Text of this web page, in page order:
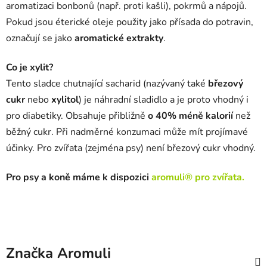
aromatizaci bonbonů (např. proti kašli), pokrmů a nápojů.
Pokud jsou éterické oleje použity jako přísada do potravin,
označují se jakoaromatické extrakty.
Co je xylit?
Tento sladce chutnající sacharid (nazývaný také březový
cukr neboxylitol) je náhradní sladidlo a je proto vhodný i
pro diabetiky. Obsahuje přibližně o 40% méně kaloriínež
běžný cukr. Při nadměrné konzumaci může mít projímavé
účinky. Pro zvířata (zejména psy) není březový cukr vhodný.
Pro psy a koně máme k dispoziciaromuli® pro zvířata.
Značka Aromuli